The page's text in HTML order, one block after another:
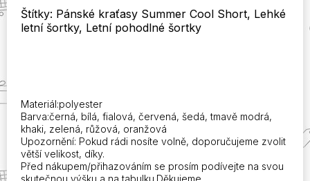
táty,
navržená
pro
teenagery.
množství
Štítky: Pánské kraťasy Summer Cool Short, Lehké
letní šortky, Letní pohodlné šortky
Materiál:polyester
Barva:černá, bílá, fialová, červená, šedá, tmavě modrá,
khaki, zelená, růžová, oranžová
Upozornění: Pokud rádi nosíte volně, doporučujeme zvolit
větší velikost, díky.
Před nákupem/přihazováním se prosím podívejte na svou
skutečnou výšku a na tabulku.Děkujeme.